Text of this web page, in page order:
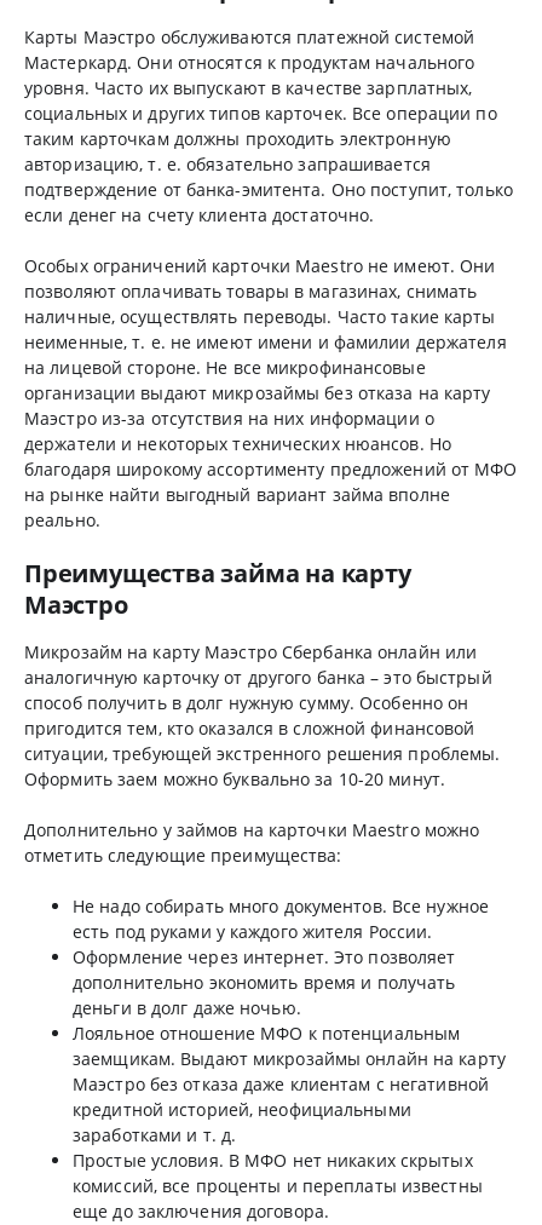
Карты Маэстро обслуживаются платежной системой
Мастеркард. Они относятся к продуктам начального
уровня. Часто их выпускают в качестве зарплатных,
социальных и других типов карточек. Все операции по
таким карточкам должны проходить электронную
авторизацию, т. е. обязательно запрашивается
подтверждение от банка-эмитента. Оно поступит, только
если денег на счету клиента достаточно.
Особых ограничений карточки Maestro не имеют. Они
позволяют оплачивать товары в магазинах, снимать
наличные, осуществлять переводы. Часто такие карты
неименные, т. е. не имеют имени и фамилии держателя
на лицевой стороне. Не все микрофинансовые
организации выдают микрозаймы без отказа на карту
Маэстро из-за отсутствия на них информации о
держатели и некоторых технических нюансов. Но
благодаря широкому ассортименту предложений от МФО
на рынке найти выгодный вариант займа вполне
реально.
Преимущества займа на карту
Маэстро
Микрозайм на карту Маэстро Сбербанка онлайн или
аналогичную карточку от другого банка – это быстрый
способ получить в долг нужную сумму. Особенно он
пригодится тем, кто оказался в сложной финансовой
ситуации, требующей экстренного решения проблемы.
Оформить заем можно буквально за 10-20 минут.
Дополнительно у займов на карточки Maestro можно
отметить следующие преимущества:
Не надо собирать много документов. Все нужное
есть под руками у каждого жителя России.
Оформление через интернет. Это позволяет
дополнительно экономить время и получать
деньги в долг даже ночью.
Лояльное отношение МФО к потенциальным
заемщикам. Выдают микрозаймы онлайн на карту
Маэстро без отказа даже клиентам с негативной
кредитной историей, неофициальными
заработками и т. д.
Простые условия. В МФО нет никаких скрытых
комиссий, все проценты и переплаты известны
еще до заключения договора.